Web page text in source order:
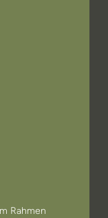
Rahmen